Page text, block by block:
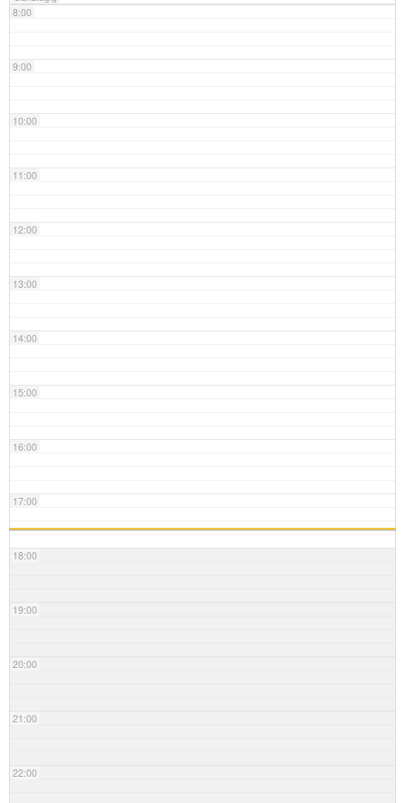
8:00
9:00
10:00
11:00
12:00
13:00
14:00
15:00
16:00
17:00
18:00
19:00
20:00
21:00
22:00